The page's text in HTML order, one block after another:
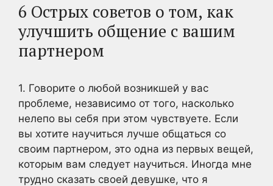
6 Острых советов о том, как
улучшить общение с вашим
партнером
1. Говорите о любой возникшей у вас
проблеме, независимо от того, насколько
нелепо вы себя при этом чувствуете. Если
вы хотите научиться лучше общаться со
своим партнером, это одна из первых вещей,
которым вам следует научиться. Иногда мне
трудно сказать своей девушке, что я